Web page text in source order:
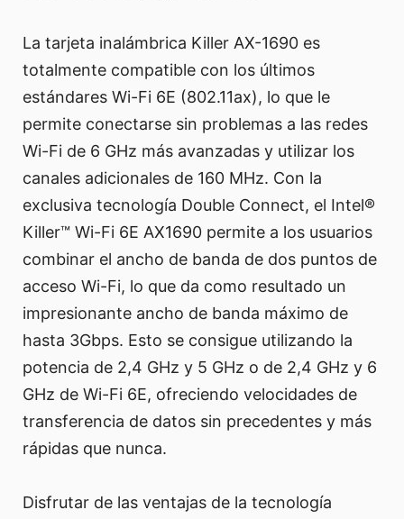
La tarjeta inalámbrica Killer AX-1690 es
totalmente compatible con los últimos
estándares Wi-Fi 6E (802.11ax), lo que le
permite conectarse sin problemas a las redes
Wi-Fi de 6 GHz más avanzadas y utilizar los
canales adicionales de 160 MHz. Con la
exclusiva tecnología Double Connect, el Intel®
Killer™ Wi-Fi 6E AX1690 permite a los usuarios
combinar el ancho de banda de dos puntos de
acceso Wi-Fi, lo que da como resultado un
impresionante ancho de banda máximo de
hasta 3Gbps. Esto se consigue utilizando la
potencia de 2,4 GHz y 5 GHz o de 2,4 GHz y 6
GHz de Wi-Fi 6E, ofreciendo velocidades de
transferencia de datos sin precedentes y más
rápidas que nunca.
Disfrutar de las ventajas de la tecnología